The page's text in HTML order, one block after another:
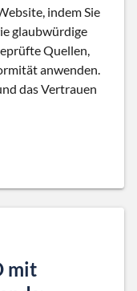
indem Sie
glaubwürdige
Quellen,
anwenden.
das Vertrauen
mit